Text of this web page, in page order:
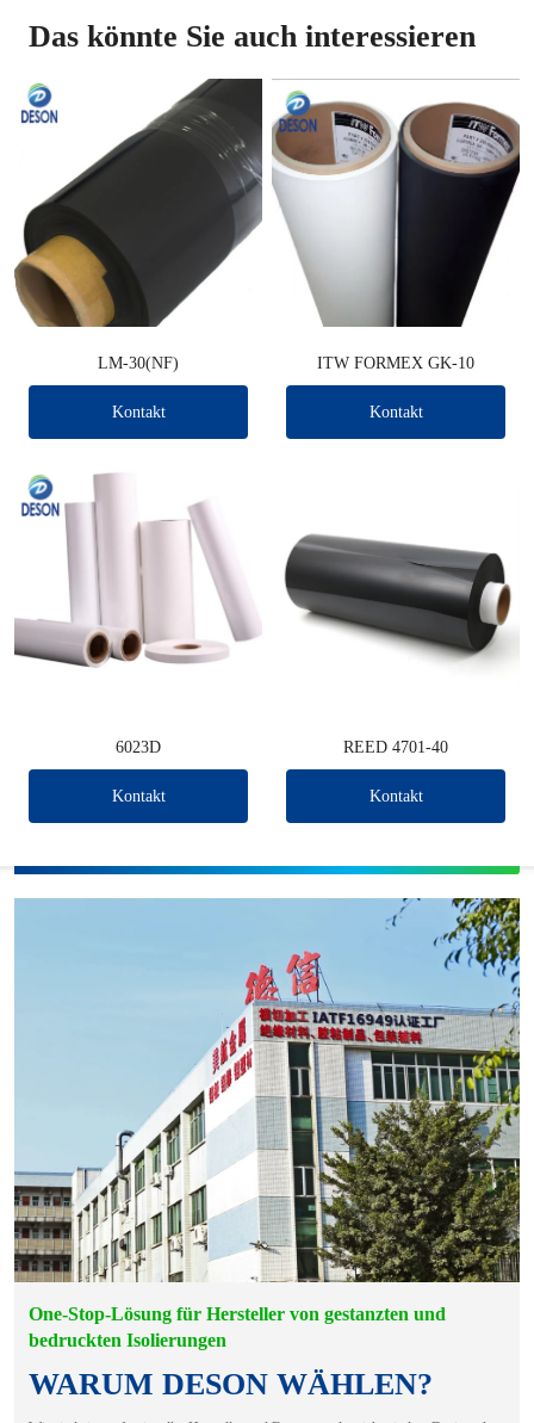
Das könnte Sie auch interessieren
LM-30(NF)
Kontakt
ITW FORMEX GK-10
Kontakt
6023D
Kontakt
REED 4701-40
Kontakt
One-Stop-Lösung für Hersteller von gestanzten und
bedruckten Isolierungen
WARUM DESON WÄHLEN?